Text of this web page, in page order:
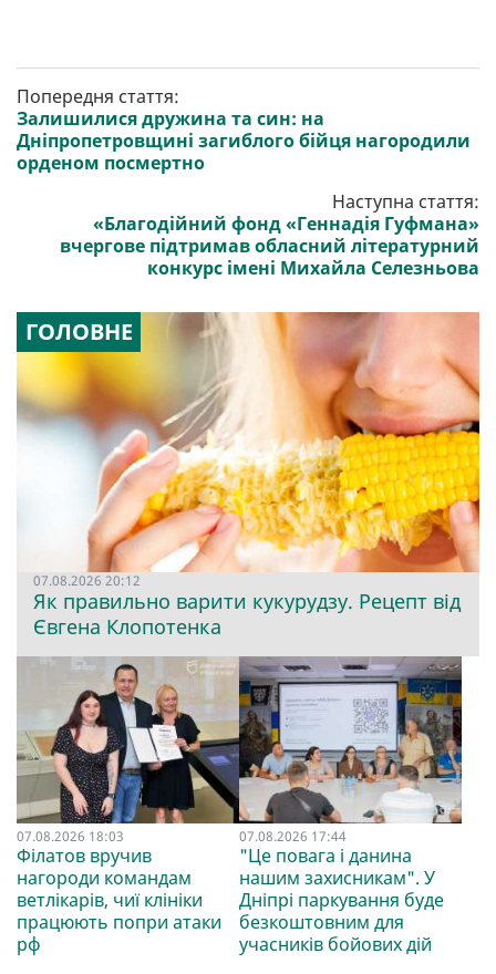
Попередня стаття:
Залишилися дружина та син: на
Дніпропетровщині загиблого бійця нагородили
орденом посмертно
Наступна стаття:
«Благодійний фонд «Геннадія Гуфмана»
вчергове підтримав обласний літературний
конкурс імені Михайла Селезньова
ГОЛОВНЕ
07.08.2026 20:12
Як правильно варити кукурудзу. Рецепт від
Євгена Клопотенка
07.08.2026 18:03
Філатов вручив
нагороди командам
ветлікарів, чиї клініки
працюють попри атаки
рф
07.08.2026 17:44
"Це повага і данина
нашим захисникам". У
Дніпрі паркування буде
безкоштовним для
учасників бойових дій